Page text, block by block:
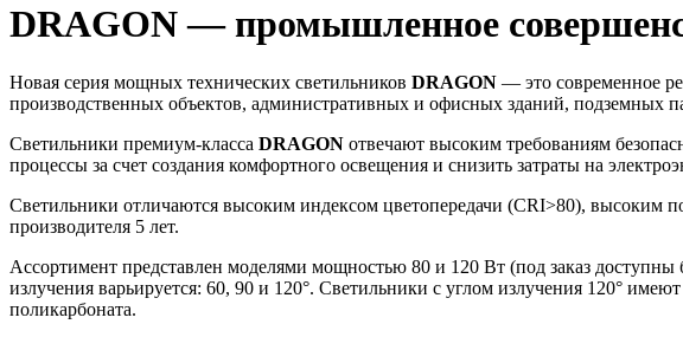
DRAGON — промышленное
Новая серия мощных технических светильников DRAGON — это современное
производственных объектов, административных и офисных зданий, подземных
Светильники премиум-класса DRAGON отвечают высоким требованиям
процессы за счет создания комфортного освещения и снизить затраты на
Светильники отличаются высоким индексом цветопередачи (CRI>80), высоким
производителя 5 лет.
Ассортимент представлен моделями мощностью 80 и 120 Вт (под заказ
излучения варьируется: 60, 90 и 120°. Светильники с углом излучения 120°
поликарбоната.